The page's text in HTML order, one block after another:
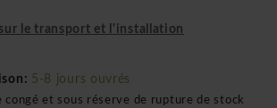
le transport et l'installation
5-8 jours ouvrés
congé et sous réserve de rupture de stock